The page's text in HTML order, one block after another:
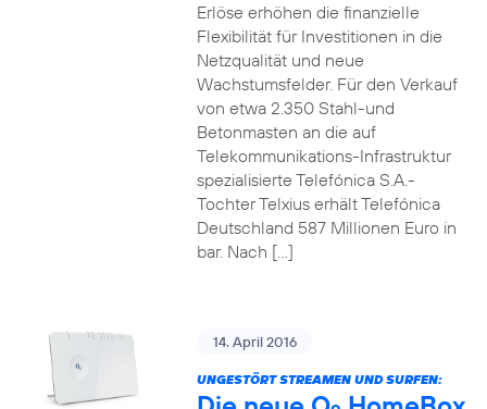
Erlöse erhöhen die finanzielle
Flexibilität für Investitionen in die
Netzqualität und neue
Wachstumsfelder. Für den Verkauf
von etwa 2.350 Stahl-und
Betonmasten an die auf
Telekommunikations-Infrastruktur
spezialisierte Telefónica S.A.-
Tochter Telxius erhält Telefónica
Deutschland 587 Millionen Euro in
bar. Nach […]
14. April 2016
UNGESTÖRT STREAMEN UND SURFEN: